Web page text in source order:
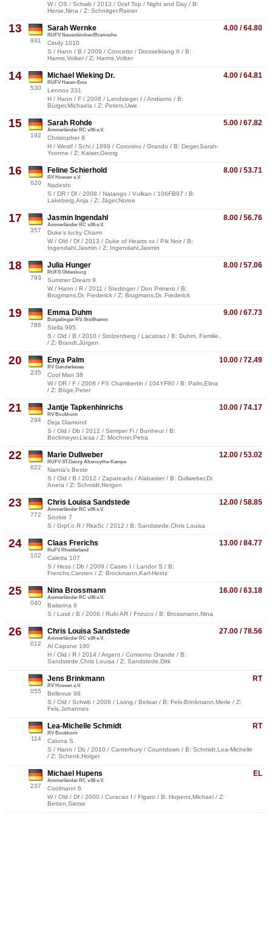
W / OS / Schwb / 2013 / Graf Top / Night and Day / B:
Herse,Nina / Z: Schnitger,Rainer
13
931
4.00 / 64.80
Sarah Wernke
RUFV Neuenkirchen/Bramsche
Cindy 1010
S / Hann / B / 2009 / Concetto / Drosselklang II / B:
Harms,Volker / Z: Harms,Volker
14
530
4.00 / 64.81
Michael Wieking Dr.
RUFV Haren-Ems
Lennox 331
H / Hann / F / 2008 / Landsieger I / Andiamo / B:
Bürger,Michaela / Z: Peters,Uwe
15
192
5.00 / 67.82
Sarah Rohde
Ammerländer RC v.06 e.V.
Christopher 8
H / Westf / Schi / 1999 / Coronino / Grando / B: Deger,Sarah-
Yvonne / Z: Kaiser,Georg
16
620
8.00 / 53.71
Feline Schierhold
RV Hoeven e.V.
Nadeshi
S / DR / Df / 2008 / Natango / Vulkan / 106FB97 / B:
Lakeberg,Anja / Z: Jäger,Noree
17
357
8.00 / 56.76
Jasmin Ingendahl
Ammerländer RC v.06 e.V.
Duke's lucky Charm
W / Old / Df / 2013 / Duke of Hearts xx / Pik Noir / B:
Ingendahl,Jasmin / Z: Ingendahl,Jasmin
18
793
8.00 / 57.06
Julia Hunger
RUFS Oldenburg
Summer Dream 9
W / Hann / R / 2011 / Stedinger / Don Primero / B:
Brugmans,Dr. Frederick / Z: Brugmans,Dr. Frederick
19
786
9.00 / 67.73
Emma Duhm
Butjadinger RV. Stollhamm
Stella 995
S / Old / B / 2010 / Stolzenberg / Lacatraz / B: Duhm, Familie,
/ Z: Brandt,Jürgen
20
235
10.00 / 72.49
Enya Palm
RV Ganderkesee
Cool Man 38
W / DR / F / 2008 / FS Chambertin / 104YF90 / B: Palm,Elina
/ Z: Böge,Peter
21
294
10.00 / 74.17
Jantje Tapkenhinrichs
RV Bockhorn
Deja Diamond
S / Old / Db / 2012 / Semper Fi / Bonheur / B:
Bockmeyer,Liesa / Z: Mochner,Petra
22
622
12.00 / 53.02
Marie Dullweber
RUFV ST.Georg Altenoythe-Kampe
Narnia's Beste
S / Old / B / 2012 / Zapateado / Alabaster / B: Dullweber,Dr.
Aneta / Z: Schmidt,Hergen
23
772
12.00 / 58.85
Chris Louisa Sandstede
Ammerländer RC v.06 e.V.
Sookie 7
S / Grpf.o.R / RkaSc / 2012 / B: Sandstede,Chris Louisa
24
102
13.00 / 84.77
Claas Frerichs
RuFV Rheiderland
Caletta 107
S / Hess / Db / 2009 / Casiro I / Landor S / B:
Frerichs,Carsten / Z: Brockmann,Karl-Heinz
25
040
16.00 / 63.18
Nina Brossmann
Ammerländer RC v.06 e.V.
Bailarina 6
S / Lusit / B / 2006 / Rubi AR / Frizuco / B: Brossmann,Nina
26
012
27.00 / 78.56
Chris Louisa Sandstede
Ammerländer RC v.06 e.V.
Al Capone 190
H / Old / R / 2014 / Argent / Conterno Grande / B:
Sandstede,Chris Louisa / Z: Sandstede,Dirk
055
RT
Jens Brinkmann
RV Hoeven e.V.
Bellevue 98
S / Old / Schwb / 2006 / Living / Belisar / B: Fels-Brinkmann,Merle / Z:
Fels,Johannes
114
RT
Lea-Michelle Schmidt
RV Bockhorn
Caluna S
S / Hann / Db / 2010 / Canterbury / Countdown / B: Schmidt,Lea-Michelle
/ Z: Schenk,Holger
237
EL
Michael Hupens
Ammerländer RC v.06 e.V.
Coolmann 6
W / Old / Df / 2000 / Curacao I / Figaro / B: Hupens,Michael / Z:
Betten,Sietse